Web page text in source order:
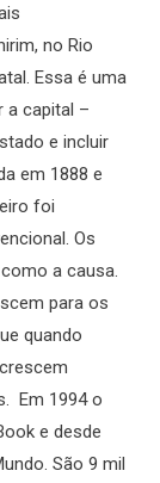
no Rio
Essa é uma
a capital –
e incluir
em 1888 e
foi
Os
a causa.
para os
quando
Em 1994 o
e desde
São 9 mil